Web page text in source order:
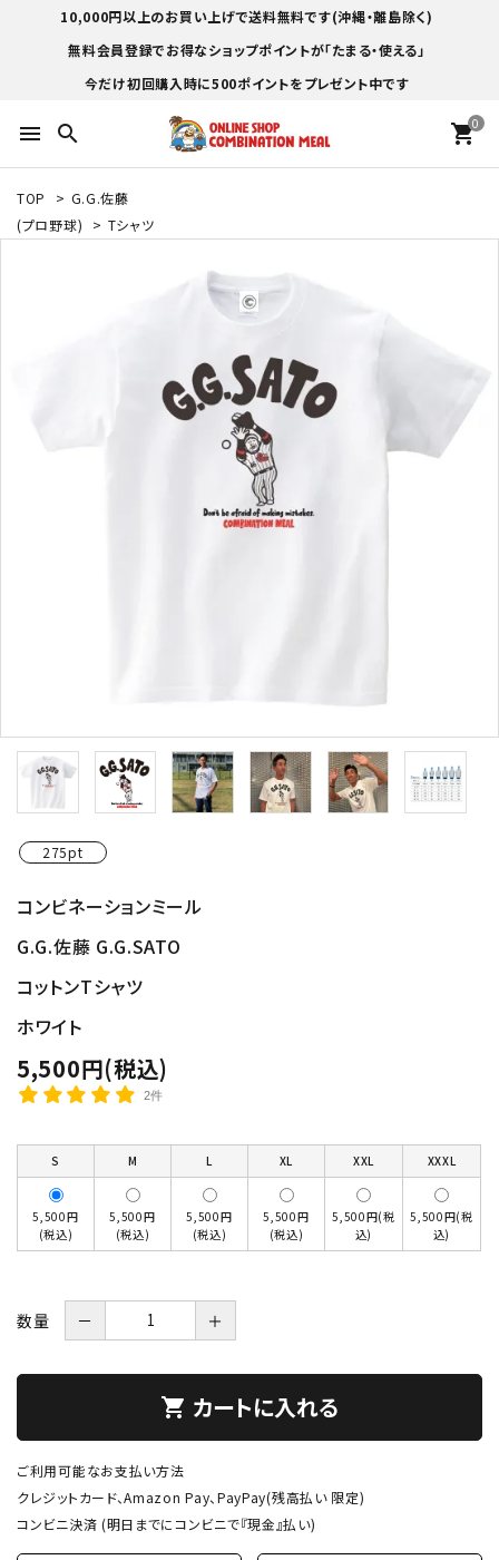
10,000円以上のお買い上げで送料無料です(沖縄・離島除く)
無料会員登録でお得なショップポイントが「たまる・使える」
今だけ初回購入時に500ポイントをプレゼント中です
menu search 0
shopping_cart
TOP > G.G.佐藤
(プロ野球)
> Tシャツ
275pt
コンビネーションミール
G.G.佐藤 G.G.SATO
コットンTシャツ
ホワイト
5,500円(税込)
2件
S M L XL XXL XXXL
5,500円
(税込)
5,500円
(税込)
5,500円
(税込)
5,500円
(税込)
5,500円(税
込)
5,500円(税
込)
数量 － ＋
shopping_cart カートに入れる
ご利用可能なお支払い方法
クレジットカード、Amazon Pay、PayPay(残高払い 限定)
コンビニ決済 (明日までにコンビニで『現金』払い)